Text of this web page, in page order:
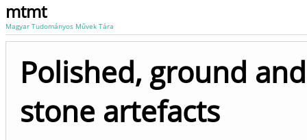
mtmt
Magyar Tudományos Művek Tára
Polished, ground
stone artefacts